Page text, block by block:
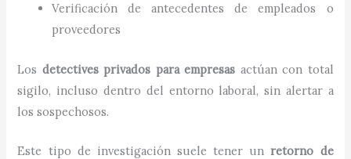
Verificación de antecedentes de empleados o
proveedores
Los detectives privados para empresas actúan con total
sigilo, incluso dentro del entorno laboral, sin alertar a
los sospechosos.
Este tipo de investigación suele tener unretorno de